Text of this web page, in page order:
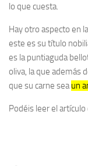
lo que cuesta.
Hay otro aspecto en
este es su título
es la puntiaguda
oliva, la que además
que su carne sea un
Podéis leer el